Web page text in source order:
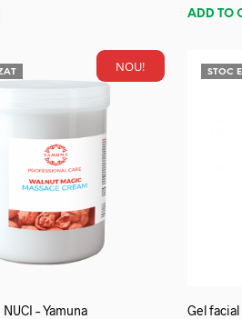
ADD TO
NOU!
– Yamuna
STOC
Gel facial